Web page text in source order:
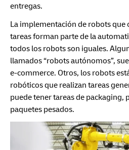
entregas.
La implementación de robots que
tareas forman parte de la
todos los robots son iguales.
llamados “robots autónomos”,
e-commerce. Otros, los robots
robóticos que realizan tareas
puede tener tareas de packaging,
paquetes pesados.